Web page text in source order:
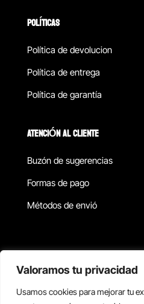
Valoramos tu privacidad
Usamos cookies para mejorar tu
POLÍTICAS
Política de devolucion
Política de entrega
Política de garantía
ATENCIÓN AL CLIENTE
Buzón de sugerencias
Formas de pago
Métodos de envió
Copyright © 2026 Reisix.